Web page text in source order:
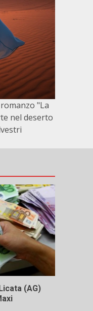
"La
nel deserto
(AG)